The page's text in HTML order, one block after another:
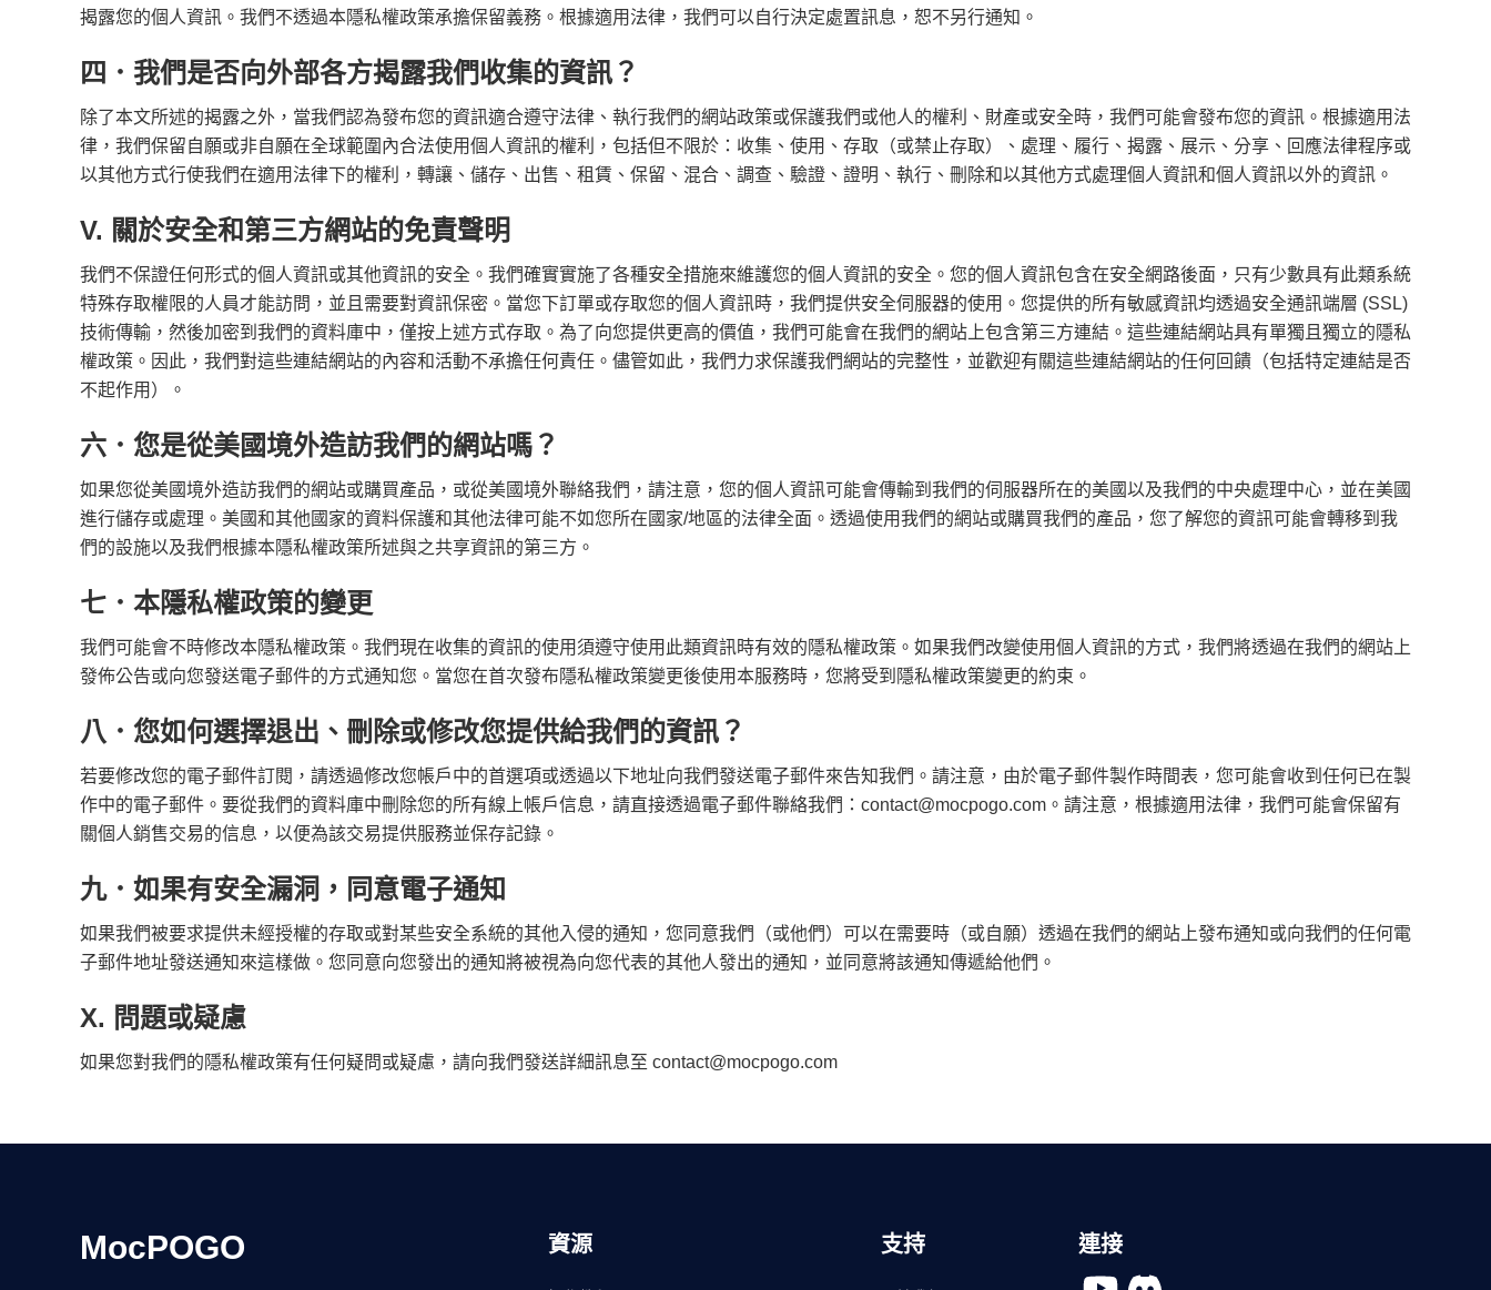
揭露您的個人資訊。我們不透過本隱私權政策承擔保留義務。根據適用法律，我們可以自行決定處置訊息，恕不另行通知。
四．我們是否向外部各方揭露我們收集的資訊？
除了本文所述的揭露之外，當我們認為發布您的資訊適合遵守法律、執行我們的網站政策或保護我們或他人的權利、財產或安全時，我們可能會發布您的資訊。根據適用法
律，我們保留自願或非自願在全球範圍內合法使用個人資訊的權利，包括但不限於：收集、使用、存取（或禁止存取）、處理、履行、揭露、展示、分享、回應法律程序或
以其他方式行使我們在適用法律下的權利，轉讓、儲存、出售、租賃、保留、混合、調查、驗證、證明、執行、刪除和以其他方式處理個人資訊和個人資訊以外的資訊。
V. 關於安全和第三方網站的免責聲明
我們不保證任何形式的個人資訊或其他資訊的安全。我們確實實施了各種安全措施來維護您的個人資訊的安全。您的個人資訊包含在安全網路後面，只有少數具有此類系統
特殊存取權限的人員才能訪問，並且需要對資訊保密。當您下訂單或存取您的個人資訊時，我們提供安全伺服器的使用。您提供的所有敏感資訊均透過安全通訊端層 (SSL)
技術傳輸，然後加密到我們的資料庫中，僅按上述方式存取。為了向您提供更高的價值，我們可能會在我們的網站上包含第三方連結。這些連結網站具有單獨且獨立的隱私
權政策。因此，我們對這些連結網站的內容和活動不承擔任何責任。儘管如此，我們力求保護我們網站的完整性，並歡迎有關這些連結網站的任何回饋（包括特定連結是否
不起作用）。
六．您是從美國境外造訪我們的網站嗎？
如果您從美國境外造訪我們的網站或購買產品，或從美國境外聯絡我們，請注意，您的個人資訊可能會傳輸到我們的伺服器所在的美國以及我們的中央處理中心，並在美國
進行儲存或處理。美國和其他國家的資料保護和其他法律可能不如您所在國家/地區的法律全面。透過使用我們的網站或購買我們的產品，您了解您的資訊可能會轉移到我
們的設施以及我們根據本隱私權政策所述與之共享資訊的第三方。
七．本隱私權政策的變更
我們可能會不時修改本隱私權政策。我們現在收集的資訊的使用須遵守使用此類資訊時有效的隱私權政策。如果我們改變使用個人資訊的方式，我們將透過在我們的網站上
發佈公告或向您發送電子郵件的方式通知您。當您在首次發布隱私權政策變更後使用本服務時，您將受到隱私權政策變更的約束。
八．您如何選擇退出、刪除或修改您提供給我們的資訊？
若要修改您的電子郵件訂閱，請透過修改您帳戶中的首選項或透過以下地址向我們發送電子郵件來告知我們。請注意，由於電子郵件製作時間表，您可能會收到任何已在製
作中的電子郵件。要從我們的資料庫中刪除您的所有線上帳戶信息，請直接透過電子郵件聯絡我們： contact@mocpogo.com 。請注意，根據適用法律，我們可能會保留有
關個人銷售交易的信息，以便為該交易提供服務並保存記錄。
九．如果有安全漏洞，同意電子通知
如果我們被要求提供未經授權的存取或對某些安全系統的其他入侵的通知，您同意我們（或他們）可以在需要時（或自願）透過在我們的網站上發布通知或向我們的任何電
子郵件地址發送通知來這樣做。您同意向您發出的通知將被視為向您代表的其他人發出的通知，並同意將該通知傳遞給他們。
X. 問題或疑慮
如果您對我們的隱私權政策有任何疑問或疑慮，請向我們發送詳細訊息至 contact@mocpogo.com
MocPOGO 資源 支持 連接